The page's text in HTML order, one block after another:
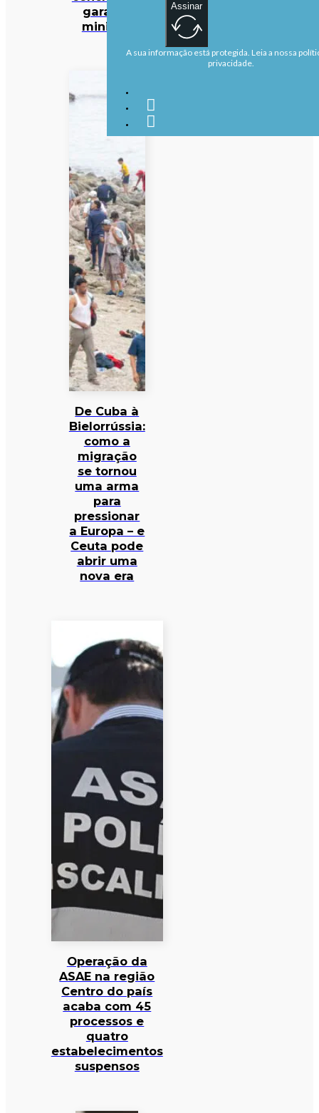
garante
ministra
De Cuba à
Bielorrússia:
como a
migração
se tornou
uma arma
para
pressionar
a Europa – e
Ceuta pode
abrir uma
nova era
Operação da
ASAE na região
Centro do país
acaba com 45
processos e
quatro
estabelecimentos
suspensos
Assinar
A sua informação está protegida. Leia a nossa
privacidade.